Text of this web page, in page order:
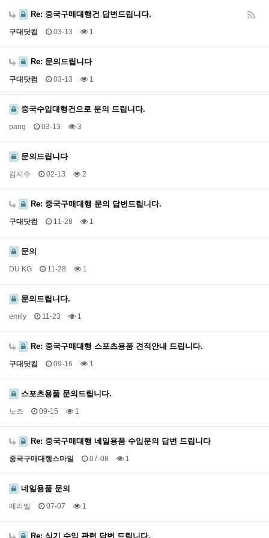
Re: 중국구매대행건 답변드립니다.
구대닷컴 03-13 1
Re: 문의드립니다
구대닷컴 03-13 1
중국수입대행건으로 문의 드립니다.
pang 03-13 3
문의드립니다
김지수 02-13 2
Re: 중국구매대행 문의 답변드립니다.
구대닷컴 11-28 1
문의
DU KG 11-28 1
문의드립니다.
emily 11-23 1
Re: 중국구매대행 스포츠용품 견적안내 드립니다.
구대닷컴 09-16 1
스포츠용품 문의드립니다.
노즈 09-15 1
Re: 중국구매대행 네일용품 수입문의 답변 드립니다
중국구매대행스마일 07-08 1
네일용품 문의
메리엘 07-07 1
Re: 식기 수입 관련 답변 드립니다.